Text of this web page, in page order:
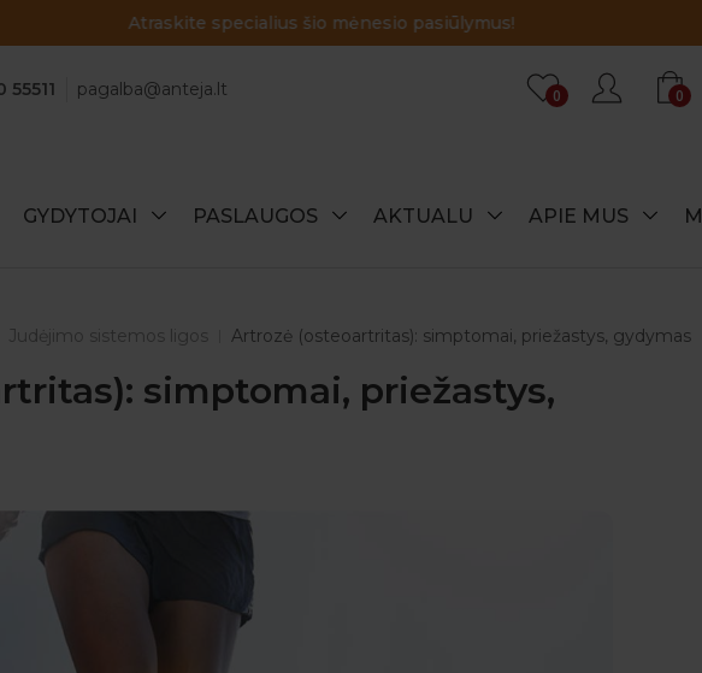
Atraskite specialius šio mėnesio pasiūlymus!
55511 pagalba@anteja.lt 0 0
GYDYTOJAI PASLAUGOS AKTUALU APIE MUS
Judėjimo sistemos ligos Artrozė (osteoartritas): simptomai, priežastys, gydymas
simptomai, priežastys,